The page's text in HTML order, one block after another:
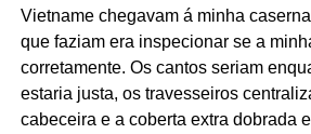
Vietname chegavam á minha
que faziam era inspecionar se a
corretamente. Os cantos seriam
estaria justa, os travesseiros
cabeceira e a coberta extra dobrada